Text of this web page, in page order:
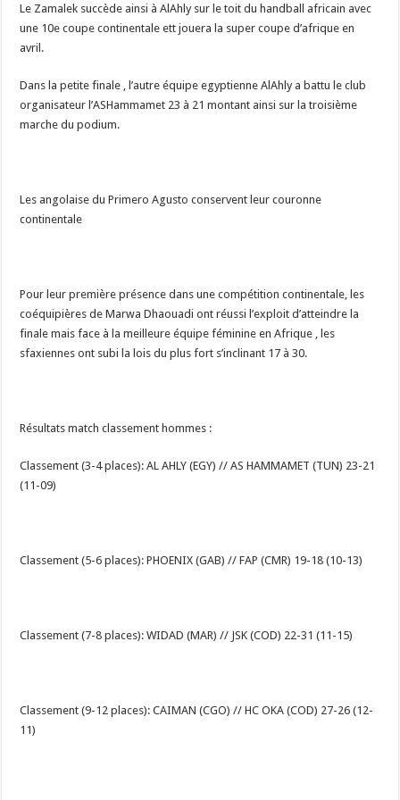
Le Zamalek succède ainsi à AlAhly sur le toit du handball africain avec
une 10e coupe continentale ett jouera la super coupe d’afrique en
avril.
Dans la petite finale , l’autre équipe egyptienne AlAhly a battu le club
organisateur l’ASHammamet 23 à 21 montant ainsi sur la troisième
marche du podium.
Les angolaise du Primero Agusto conservent leur couronne
continentale
Pour leur première présence dans une compétition continentale, les
coéquipières de Marwa Dhaouadi ont réussi l’exploit d’atteindre la
finale mais face à la meilleure équipe féminine en Afrique , les
sfaxiennes ont subi la lois du plus fort s’inclinant 17 à 30.
Résultats match classement hommes :
Classement (3-4 places): AL AHLY (EGY) // AS HAMMAMET (TUN) 23-21
(11-09)
Classement (5-6 places): PHOENIX (GAB) // FAP (CMR) 19-18 (10-13)
Classement (7-8 places): WIDAD (MAR) // JSK (COD) 22-31 (11-15)
Classement (9-12 places): CAIMAN (CGO) // HC OKA (COD) 27-26 (12-
11)